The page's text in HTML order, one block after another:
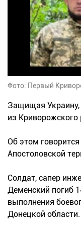
Фото: Первый
Защищая Украину,
из
Об этом
Апостоловской
Солдат, сапер
Деменский погиб
выполнения
Донецкой области.